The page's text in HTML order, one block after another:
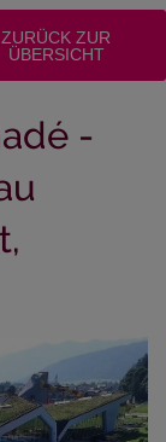
ZURÜCK ZUR
ÜBERSICHT
-